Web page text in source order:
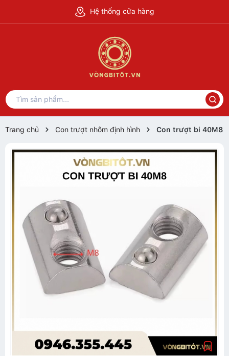
Hệ thống cửa hàng
Trang chủ Con trượt nhôm định hình Con trượt bi 40M8